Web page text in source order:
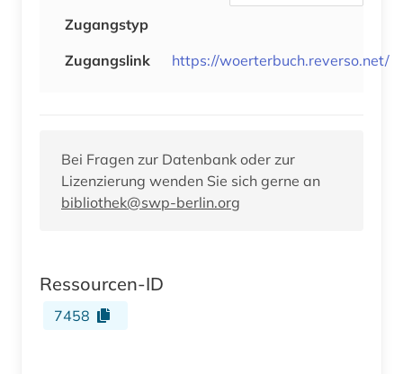
Zugangstyp
Zugangslink
https://woerterbuch.reverso.net/
Bei Fragen zur Datenbank oder zur
Lizenzierung wenden Sie sich gerne an
bibliothek@swp-berlin.org
Ressourcen-ID
7458